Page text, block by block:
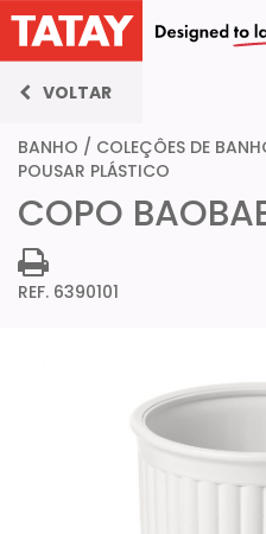
VOLTAR
BANHO / COLEÇÔES DE
POUSAR PLÁSTICO
COPO
REF. 6390101